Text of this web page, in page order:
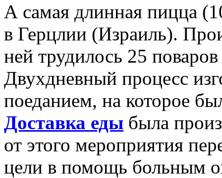
А самая длинная пицца
в Герцлии (Израиль).
ней трудилось 25
Двухдневный процесс
поеданием, на которое
Доставка еды была
от этого мероприятия
цели в помощь больным